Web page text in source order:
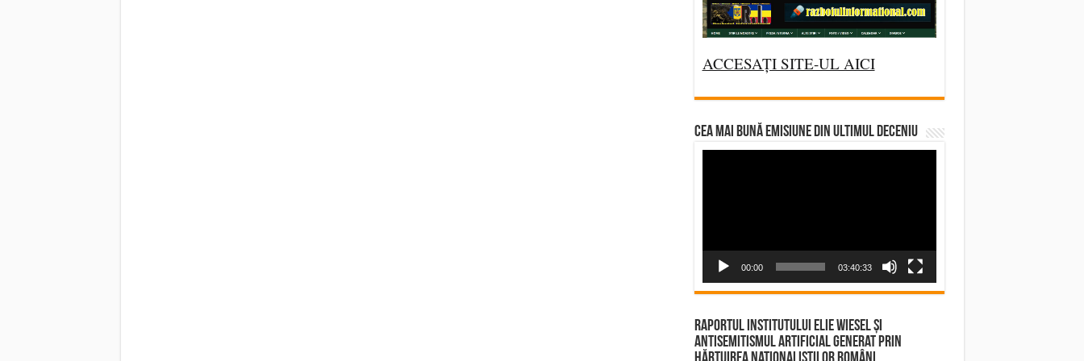
ACCESAȚI SITE-UL AICI
CEA MAI BUNĂ EMISIUNE DIN ULTIMUL DECENIU
00:00 03:40:33
Raportul Institutului Elie Wiesel și
Antisemitismul Artificial Generat prin